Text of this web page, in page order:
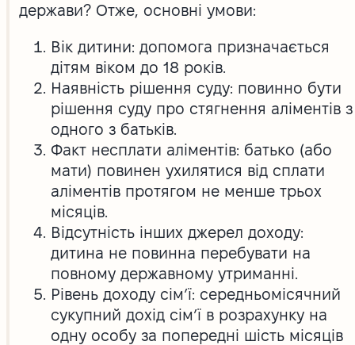
держави? Отже, основні умови:
Вік дитини: допомога призначається
дітям віком до 18 років.
Наявність рішення суду: повинно бути
рішення суду про стягнення аліментів з
одного з батьків.
Факт несплати аліментів: батько (або
мати) повинен ухилятися від сплати
аліментів протягом не менше трьох
місяців.
Відсутність інших джерел доходу:
дитина не повинна перебувати на
повному державному утриманні.
Рівень доходу сім’ї: середньомісячний
сукупний дохід сім’ї в розрахунку на
одну особу за попередні шість місяців